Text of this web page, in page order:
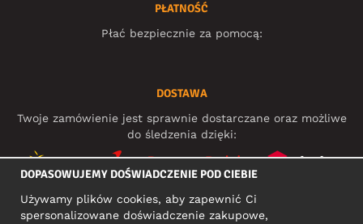
PŁATNOŚĆ
Płać bezpiecznie za pomocą:
DOSTAWA
Twoje zamówienie jest sprawnie dostarczane oraz możliwe
do śledzenia dzięki:
MEDIA SPOŁECZNOŚCIOWE
DOPASOWUJEMY DOŚWIADCZENIE POD CIEBIE
Używamy plików cookies, aby zapewnić Ci
spersonalizowane doświadczenie zakupowe,